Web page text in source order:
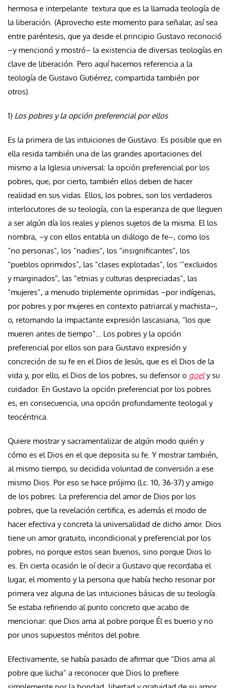
hermosa e interpelante textura que es la llamada teología de
la liberación. (Aprovecho este momento para señalar, así sea
entre paréntesis, que ya desde el principio Gustavo reconoció
–y mencionó y mostró– la existencia de diversas teologías en
clave de liberación. Pero aquí hacemos referencia a la
teología de Gustavo Gutiérrez, compartida también por
otros).
1) Los pobres y la opción preferencial por ellos
Es la primera de las intuiciones de Gustavo. Es posible que en
ella resida también una de las grandes aportaciones del
mismo a la Iglesia universal: la opción preferencial por los
pobres, que, por cierto, también ellos deben de hacer
realidad en sus vidas. Ellos, los pobres, son los verdaderos
interlocutores de su teología, con la esperanza de que lleguen
a ser algún día los reales y plenos sujetos de la misma. El los
nombra, –y con ellos entabla un diálogo de fe–, como los
“no personas”, los “nadies”, los “insignificantes”, los
“pueblos oprimidos”, las “clases explotadas”, los ‘”excluidos
y marginados”, las “etnias y culturas despreciadas”, las
“mujeres”, a menudo triplemente oprimidas –por indígenas,
por pobres y por mujeres en contexto patriarcal y machista–,
o, retomando la impactante expresión lascasiana, “los que
mueren antes de tiempo”… Los pobres y la opción
preferencial por ellos son para Gustavo expresión y
concreción de su fe en el Dios de Jesús, que es el Dios de la
vida y, por ello, el Dios de los pobres, su defensor o goely su
cuidador. En Gustavo la opción preferencial por los pobres
es, en consecuencia, una opción profundamente teologal y
teocéntrica.
Quiere mostrar y sacramentalizar de algún modo quién y
cómo es el Dios en el que deposita su fe. Y mostrar también,
al mismo tiempo, su decidida voluntad de conversión a ese
mismo Dios. Por eso se hace prójimo (Lc. 10, 36-37) y amigo
de los pobres. La preferencia del amor de Dios por los
pobres, que la revelación certifica, es además el modo de
hacer efectiva y concreta la universalidad de dicho amor. Dios
tiene un amor gratuito, incondicional y preferencial por los
pobres, no porque estos sean buenos, sino porque Dios lo
es. En cierta ocasión le oí decir a Gustavo que recordaba el
lugar, el momento y la persona que había hecho resonar por
primera vez alguna de las intuiciones básicas de su teología.
Se estaba refiriendo al punto concreto que acabo de
mencionar: que Dios ama al pobre porque Él es bueno y no
por unos supuestos méritos del pobre.
Efectivamente, se había pasado de afirmar que “Dios ama al
pobre que lucha” a reconocer que Dios lo prefiere